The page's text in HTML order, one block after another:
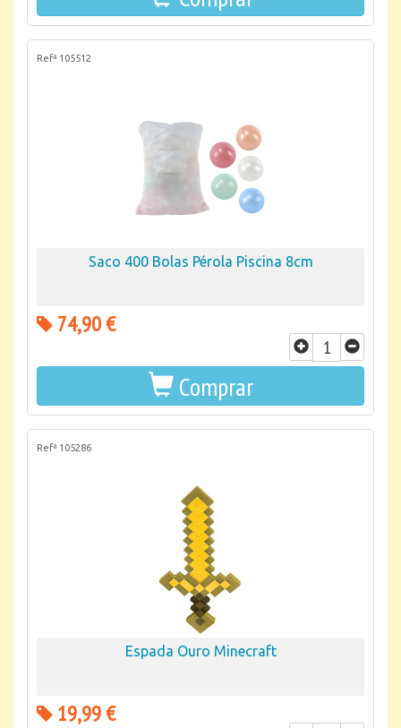
Refª 105512
Saco 400 Bolas Pérola Piscina 8cm
74,90 €
Comprar
Refª 105286
Espada Ouro Minecraft
19,99 €